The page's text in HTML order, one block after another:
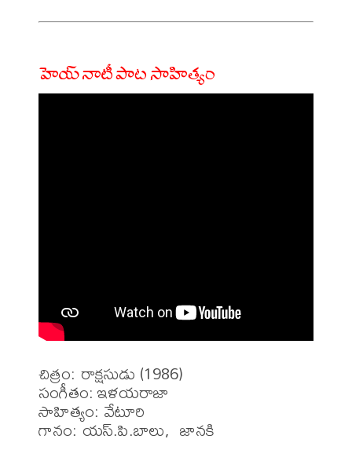
హెయ్ నాటీ పాట సాహిత్యం
చిత్రం: రాక్షసుడు (1986)
సంగీతం: ఇళయరాజా
సాహిత్యం: వేటూరి
గానం: యస్.పి.బాలు,  జానకి